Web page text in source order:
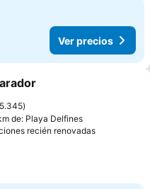
Ver precios
a favoritos
5.345
de: Playa Delfines
recién renovadasVer